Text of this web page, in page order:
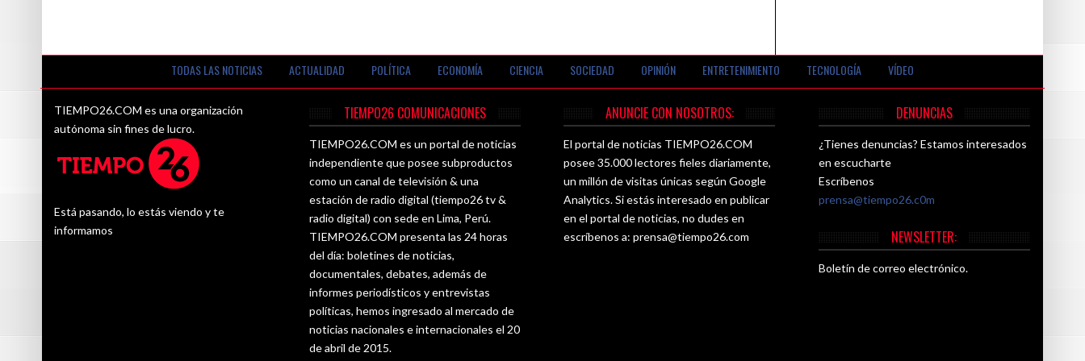
TODAS LAS NOTICIAS ACTUALIDAD POLÍTICA ECONOMÍA CIENCIA SOCIEDAD OPINIÓN ENTRETENIMIENTO TECNOLOGÍA VÍDEO
TIEMPO26.COM es una organización
autónoma sin fines de lucro.
Está pasando, lo estás viendo y te
informamos
TIEMPO26 COMUNICACIONES
TIEMPO26.COM es un portal de noticias
independiente que posee subproductos
como un canal de televisión & una
estación de radio digital (tiempo26 tv &
radio digital) con sede en Lima, Perú.
TIEMPO26.COM presenta las 24 horas
del día: boletines de noticias,
documentales, debates, además de
informes periodísticos y entrevistas
políticas, hemos ingresado al mercado de
noticias nacionales e internacionales el 20
de abril de 2015.
ANUNCIE CON NOSOTROS:
El portal de noticias TIEMPO26.COM
posee 35.000 lectores fieles diariamente,
un millón de visitas únicas según Google
Analytics. Si estás interesado en publicar
en el portal de noticias, no dudes en
escríbenos a:prensa@tiempo26.com
DENUNCIAS
¿Tienes denuncias? Estamos interesados
en escucharte
Escríbenos
prensa@tiempo26.c0m
NEWSLETTER:
Boletín de correo electrónico.